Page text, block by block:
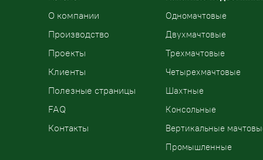
О компании
Производство
Проекты
Клиенты
Полезные страницы
FAQ
Контакты
Одномачтовые
Двухмачтовые
Трехмачтовые
Четырехмачтовые
Шахтные
Консольные
Вертикальные
Промышленные